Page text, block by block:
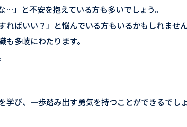
…」と不安を抱えている方も多いでしょう。
ばいい？」と悩んでいる方もいるかもしれません
多岐にわたります。
び、一歩踏み出す勇気を持つことができるでしょ